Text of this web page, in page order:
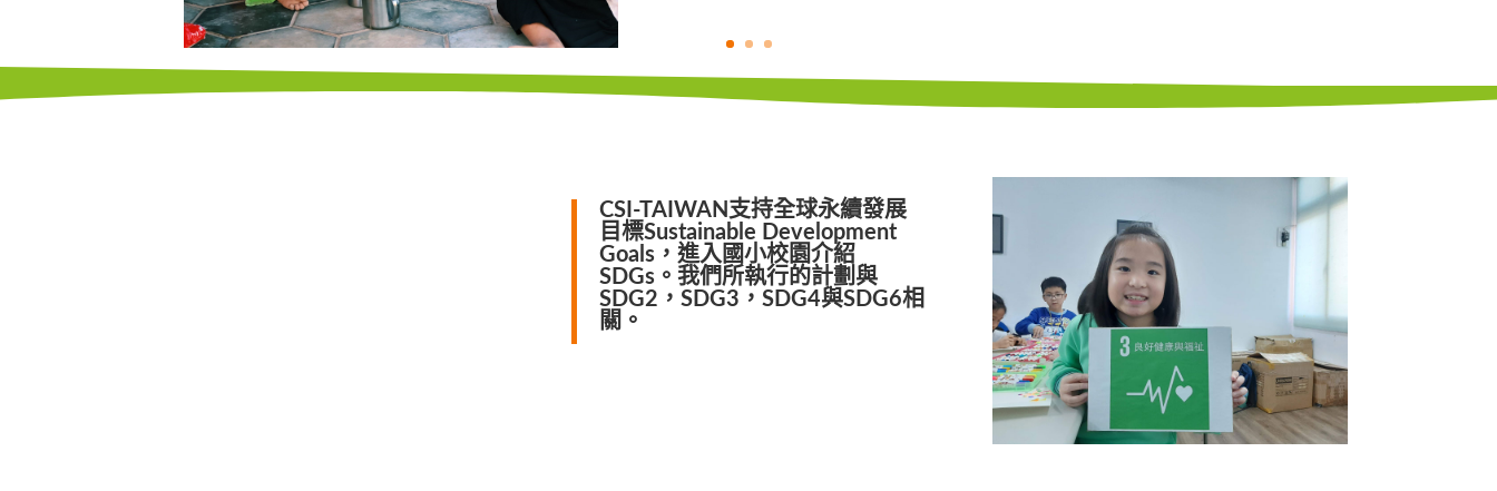
CSI-TAIWAN支持全球永續發展
目標Sustainable Development
Goals，進入國小校園介紹
SDGs。我們所執行的計劃與
SDG2，SDG3，SDG4與SDG6相
關。